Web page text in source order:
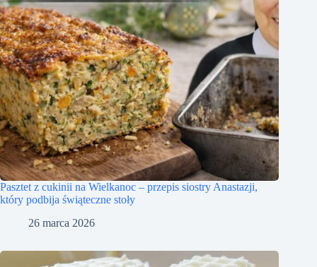
Pasztet z cukinii na Wielkanoc – przepis siostry Anastazji,
który podbija świąteczne stoły
26 marca 2026